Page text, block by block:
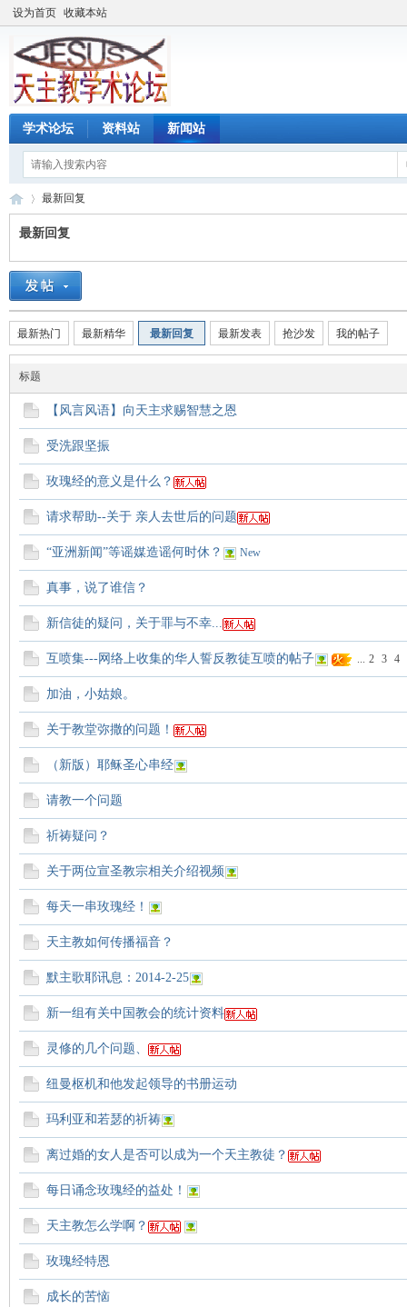
设为首页 收藏本站
学术论坛 资料站 新闻站
天
教
学
›
最新回复
最新回复
最新热门 最新精华 最新回复 最新发表 抢沙发 我的帖子
标题
【风言风语】向天主求赐智慧之恩
受洗跟坚振
玫瑰经的意义是什么？
请求帮助--关于 亲人去世后的问题
“亚洲新闻”等谣媒造谣何时休？ New
真事，说了谁信？
新信徒的疑问，关于罪与不幸...
互喷集---网络上收集的华人誓反教徒互喷的帖子 ... 2 3 4
加油，小姑娘。
关于教堂弥撒的问题！
（新版）耶稣圣心串经
请教一个问题
祈祷疑问？
关于两位宣圣教宗相关介绍视频
每天一串玫瑰经！
天主教如何传播福音？
默主歌耶讯息：2014-2-25
新一组有关中国教会的统计资料
灵修的几个问题、
纽曼枢机和他发起领导的书册运动
玛利亚和若瑟的祈祷
离过婚的女人是否可以成为一个天主教徒？
每日诵念玫瑰经的益处！
天主教怎么学啊？
玫瑰经特恩
成长的苦恼